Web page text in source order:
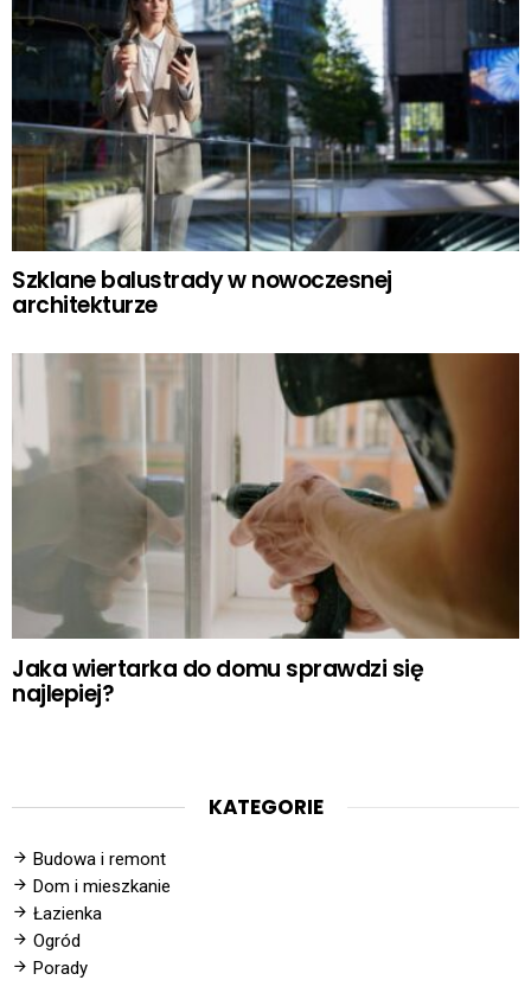
Szklane balustrady w nowoczesnej
architekturze
Jaka wiertarka do domu sprawdzi się
najlepiej?
KATEGORIE
Budowa i remont
Dom i mieszkanie
Łazienka
Ogród
Porady